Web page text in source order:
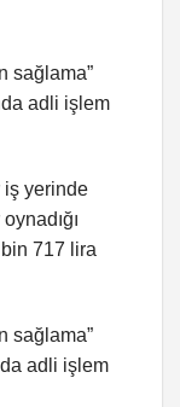
sağlama”
adli işlem
iş yerinde
717 lira
sağlama”
adli işlem